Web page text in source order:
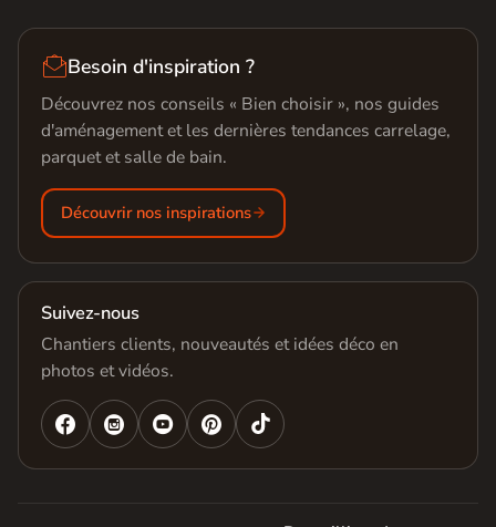
Besoin d'inspiration ?
Découvrez nos conseils « Bien choisir », nos guides
d'aménagement et les dernières tendances carrelage,
parquet et salle de bain.
Découvrir nos inspirations
Suivez-nous
Chantiers clients, nouveautés et idées déco en
photos et vidéos.
   